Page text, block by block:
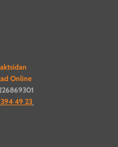
Online
394 49 23